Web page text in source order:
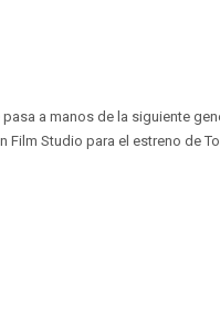
a manos de la siguiente
Studio para el estreno de